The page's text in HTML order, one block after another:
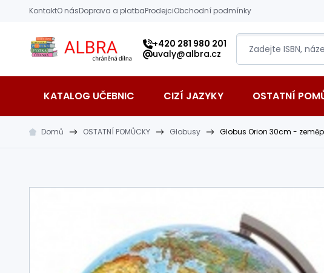
Přeskočit na hlavní obsah
KontaktO násDoprava a platbaProdejciObchodní podmínky
Albra s.r.o.
+420 281 980 201
uvaly@albra.cz
KATALOG UČEBNIC CIZÍ JAZYKY OSTATNÍ
Domů OSTATNÍ POMŮCKY Globusy Globus Orion 30cm -